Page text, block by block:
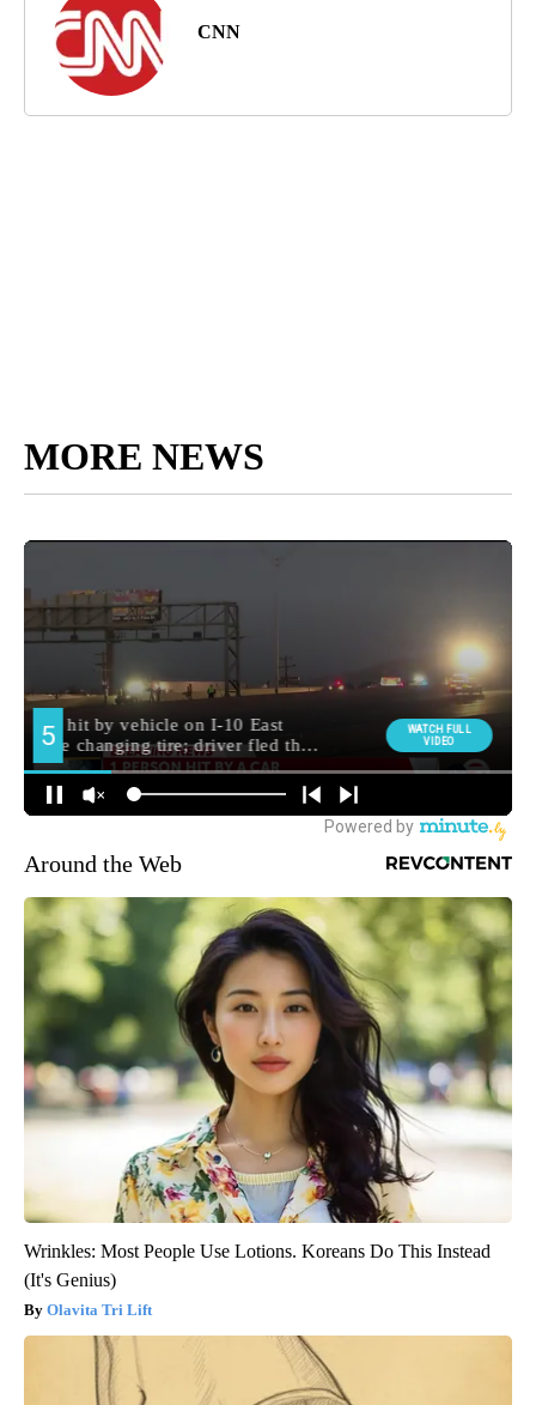
CNN
MORE NEWS
Around the Web
Wrinkles: Most People Use Lotions. Koreans Do This Instead
(It's Genius)
Olavita Tri Lift